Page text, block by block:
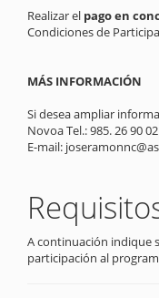
Realizar el pago en
Condiciones de
MÁS INFORMACIÓN
Si desea ampliar
Novoa Tel.: 985. 26 90
E-mail:
A continuación indique
participación al